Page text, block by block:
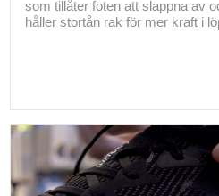
som tillåter foten att slappna av
håller stortån rak för mer kraft i